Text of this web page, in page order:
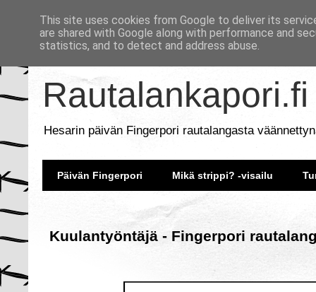
Rautalankapori.fi
Hesarin päivän Fingerpori rautalangasta
Päivän Fingerpori Mikä strippi? -visailu
Kuulantyöntäjä - Fingerpori
This site uses cookies from Google to deliver its
are shared with Google along with performance and
statistics, and to detect and address abuse.